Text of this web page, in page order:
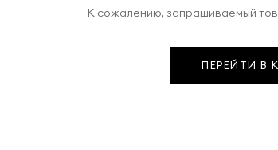
К сожалению, запрашиваемый
ПЕРЕЙТИ В
Применить